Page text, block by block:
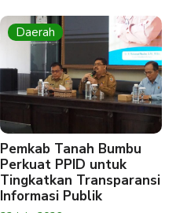
Daerah
Pemkab Tanah Bumbu
Perkuat PPID untuk
Tingkatkan Transparansi
Informasi Publik